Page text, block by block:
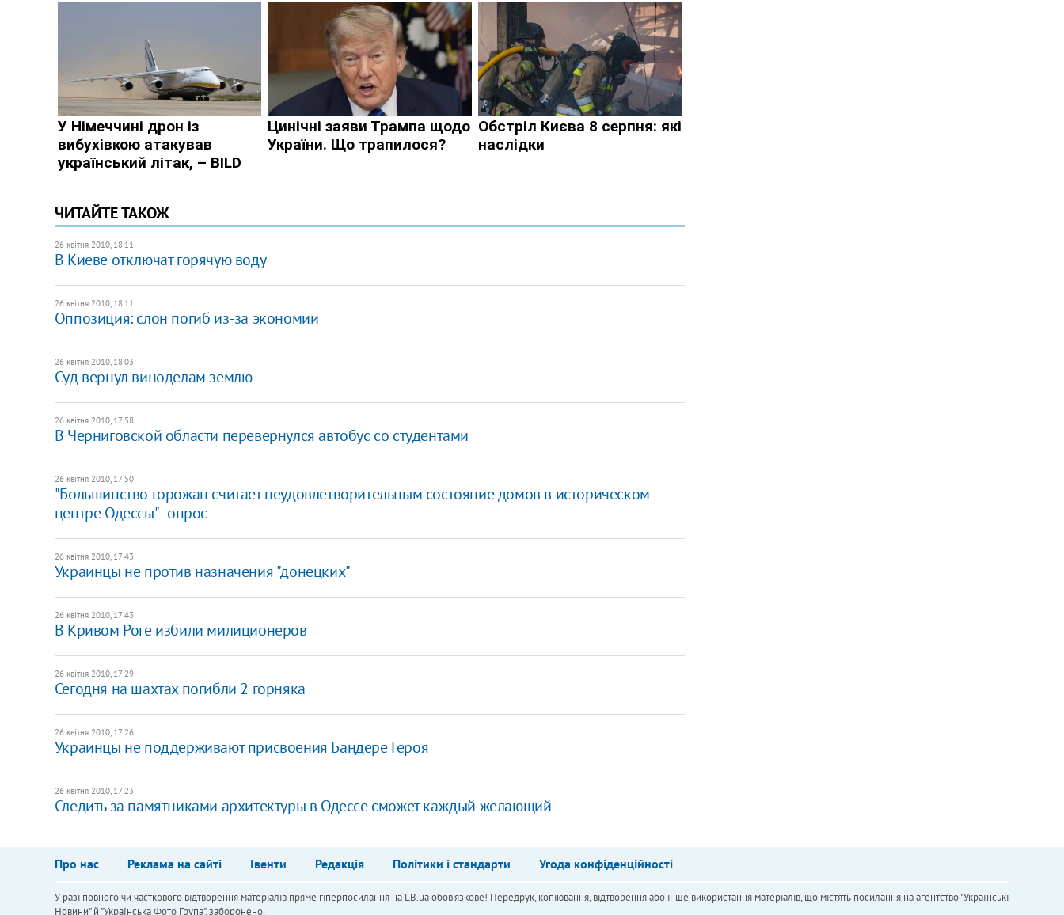
ЧИТАЙТЕ ТАКОЖ
26 квітня 2010, 18:11
В Киеве отключат горячую воду
26 квітня 2010, 18:11
Оппозиция: слон погиб из-за экономии
26 квітня 2010, 18:03
Суд вернул виноделам землю
26 квітня 2010, 17:58
В Черниговской области перевернулся автобус со студентами
26 квітня 2010, 17:50
"Большинство горожан считает неудовлетворительным состояние домов в историческом
центре Одессы" - опрос
26 квітня 2010, 17:43
Украинцы не против назначения "донецких"
26 квітня 2010, 17:43
В Кривом Роге избили милиционеров
26 квітня 2010, 17:29
Сегодня на шахтах погибли 2 горняка
26 квітня 2010, 17:26
Украинцы не поддерживают присвоения Бандере Героя
26 квітня 2010, 17:23
Следить за памятниками архитектуры в Одессе сможет каждый желающий
Про нас Реклама на сайті Івенти Редакція Політики і стандарти Угода конфіденційності
У разі повного чи часткового відтворення матеріалів пряме гіперпосилання на LB.ua обов'язкове! Передрук, копіювання, відтворення або інше використання матеріалів, що містять посилання на агентство "Українськi
Новини" й "Українська Фото Група", заборонено.